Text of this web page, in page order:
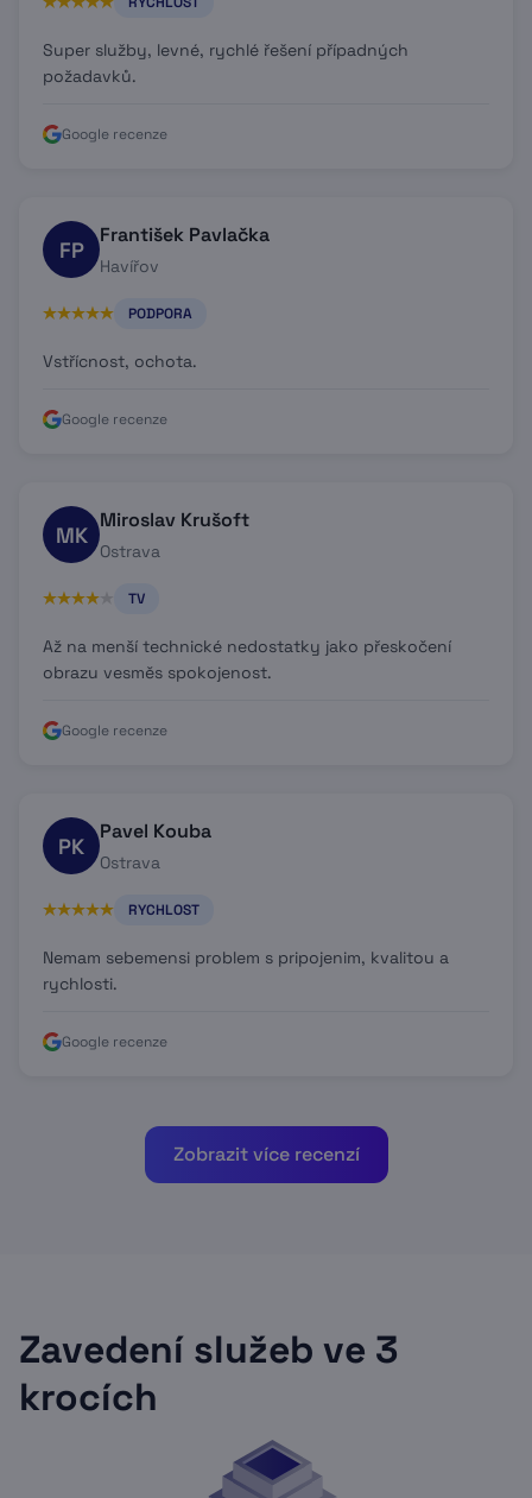
Super služby, levné, rychlé řešení případných
požadavků.
Google recenze
FP
František Pavlačka
Havířov
PODPORA
Vstřícnost, ochota.
Google recenze
MK
Miroslav Krušoft
Ostrava
TV
Až na menší technické nedostatky jako přeskočení
obrazu vesměs spokojenost.
Google recenze
PK
Pavel Kouba
Ostrava
RYCHLOST
Nemam sebemensi problem s pripojenim, kvalitou a
rychlosti.
Google recenze
Zobrazit více recenzí
Zavedení služeb ve 3
krocích